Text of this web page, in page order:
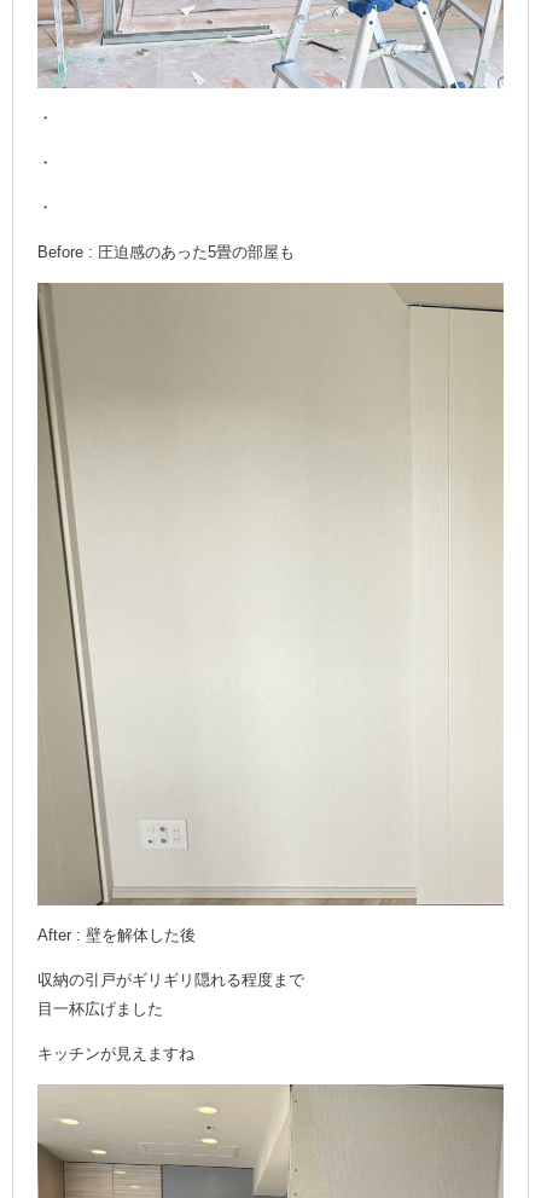
・
・
・
Before : 圧迫感のあった5畳の部屋も
After : 壁を解体した後
収納の引戸がギリギリ隠れる程度まで
目一杯広げました
キッチンが見えますね